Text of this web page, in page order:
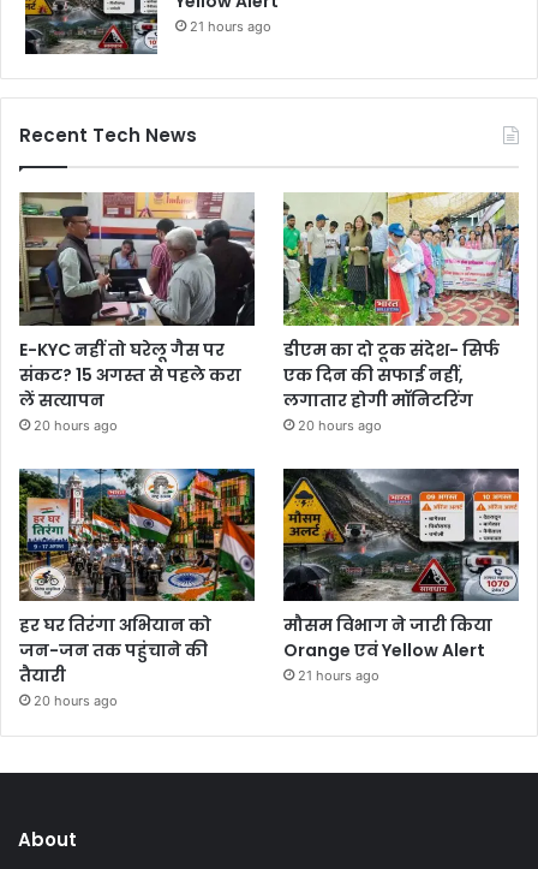
21 hours ago
Recent Tech News
E-KYC नहीं तो घरेलू गैस पर
संकट? 15 अगस्त से पहले करा
लें सत्यापन
20 hours ago
डीएम का दो टूक संदेश- सिर्फ
एक दिन की सफाई नहीं,
लगातार होगी मॉनिटरिंग
20 hours ago
हर घर तिरंगा अभियान को
जन-जन तक पहुंचाने की
तैयारी
20 hours ago
मौसम विभाग ने जारी किया
Orange एवं Yellow Alert
21 hours ago
About